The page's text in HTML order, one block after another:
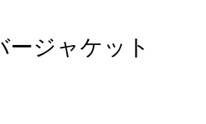
ージャケット